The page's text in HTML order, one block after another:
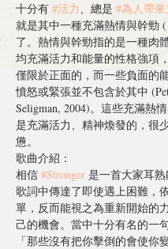
十分有 #活力、總是 #為人帶
就是其中一種充滿熱情與幹勁 (
了。熱情與幹勁指的是一種肉
均充滿活力和能量的性格強項
僅限於正面的，而一些負面的
憤怒或緊張並不包含於其中
Seligman, 2004)。這些充滿熱
是充滿活力、精神煥發的，很
憊。
歌曲介紹：
相信 #Stronger 是一首大家耳熟
歌詞中傳達了即使遇上困難，
單，反而能視之為重新開始的
己的機會。當中十分有名的
「那些沒有把你擊倒的會使你